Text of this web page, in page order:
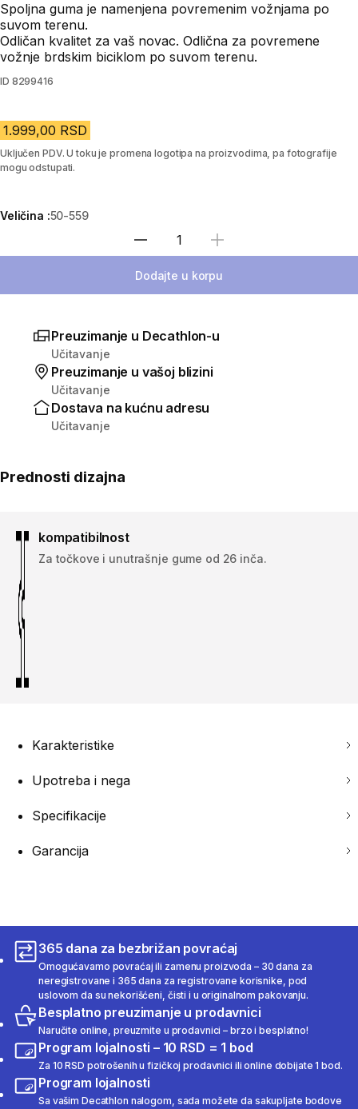
Spoljna guma je namenjena povremenim vožnjama po
suvom terenu.
Odličan kvalitet za vaš novac. Odlična za povremene
vožnje brdskim biciklom po suvom terenu.
ID 8299416
1.999,00 RSD
Uključen PDV. U toku je promena logotipa na proizvodima, pa fotografije
mogu odstupati.
Veličina :50-559
Izaberi količinu
Dodajte u korpu
Preuzimanje u Decathlon-u
Učitavanje
Preuzimanje u vašoj blizini
Učitavanje
Dostava na kućnu adresu
Učitavanje
Prednosti dizajna
kompatibilnost
Za točkove i unutrašnje gume od 26 inča.
Karakteristike
Upotreba i nega
Specifikacije
Garancija
365 dana za bezbrižan povraćaj
Omogućavamo povraćaj ili zamenu proizvoda – 30 dana za
neregistrovane i 365 dana za registrovane korisnike, pod
uslovom da su nekorišćeni, čisti i u originalnom pakovanju.
Besplatno preuzimanje u prodavnici
Naručite online, preuzmite u prodavnici – brzo i besplatno!
Program lojalnosti – 10 RSD = 1 bod
Za 10 RSD potrošenih u fizičkoj prodavnici ili online dobijate 1 bod.
Program lojalnosti
Sa vašim Decathlon nalogom, sada možete da sakupljate bodove